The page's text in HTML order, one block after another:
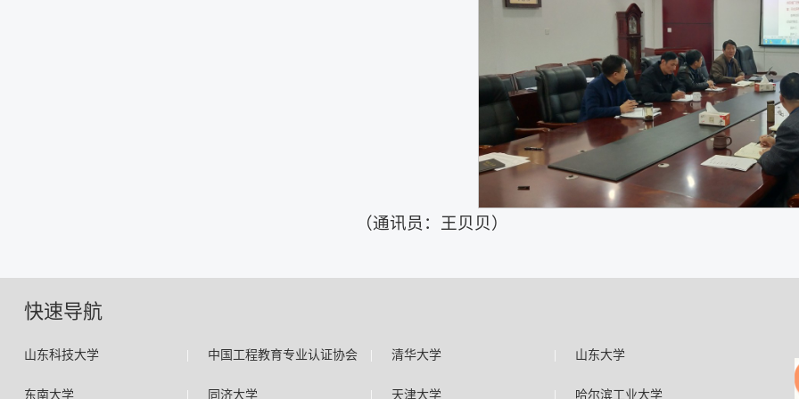
（通讯员：王贝贝）
快速导航
山东科技大学 | 中国工程教育专业认证协会 | 清华大学 | 山东大学
东南大学 | 同济大学 | 天津大学 | 哈尔滨工业大学